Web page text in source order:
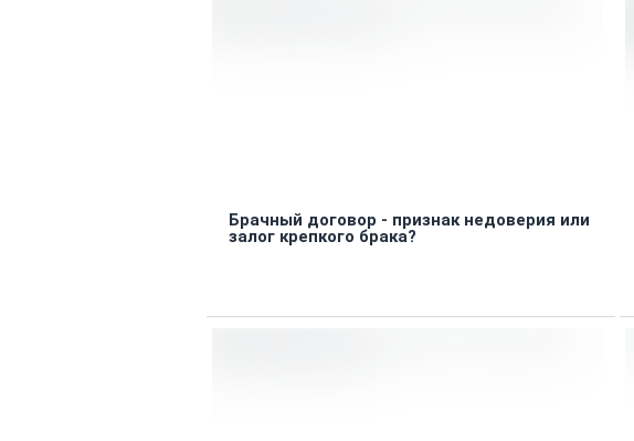
Брачный договор - признак недоверия или
залог крепкого брака?